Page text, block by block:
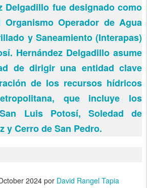
Delgadillo fue designado como
Operador de Agua
y Saneamiento (Interapas)
Hernández Delgadillo asume
de dirigir una entidad clave
de los recursos hídricos
que incluye los
Luis Potosí, Soledad de
y Cerro de San Pedro.
2024 por David Rangel Tapia